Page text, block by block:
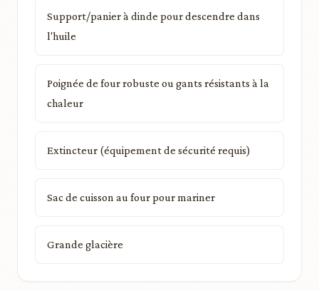
Support/panier à dinde pour descendre dans
l'huile
Poignée de four robuste ou gants résistants à la
chaleur
Extincteur (équipement de sécurité requis)
Sac de cuisson au four pour mariner
Grande glacière